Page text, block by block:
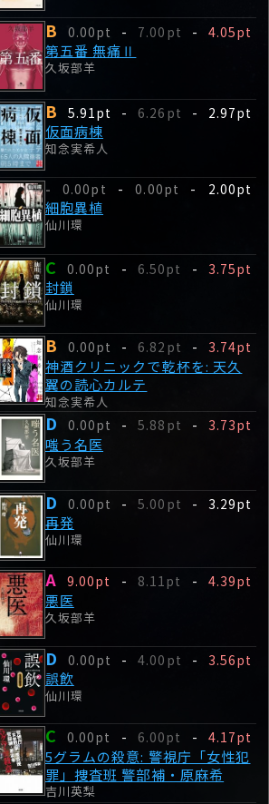
イス(改
容外科
事件
4.08pt
に騙さ
ん返し
を変え
か?渾
ペンス
創り出
うに、
える
医・柊
極卵
仙川環
D 0.00pt 2.80pt
天使の卵か悪魔の卵
有名自然食品店で売
られていた卵は、極
上の卵『極卵』とい
う名前で人気の商品
第五番
B 0.00pt
に啞然とし
B 0.00pt - 7.00pt - 4.05pt
第五番 無痛Ⅱ
久坂部羊
B 5.91pt - 6.26pt - 2.97pt
仮面病棟
知念実希人
- 0.00pt - 0.00pt - 2.00pt
細胞異植
仙川環
C 0.00pt - 6.50pt - 3.75pt
封鎖
仙川環
B 0.00pt - 6.82pt - 3.74pt
神酒クリニックで乾杯を: 天久
翼の読心カルテ
知念実希人
D 0.00pt - 5.88pt - 3.73pt
嗤う名医
久坂部羊
D 0.00pt - 5.00pt - 3.29pt
再発
仙川環
A 9.00pt - 8.11pt - 4.39pt
悪医
久坂部羊
D 0.00pt - 4.00pt - 3.56pt
誤飲
仙川環
C 0.00pt - 6.00pt - 4.17pt
5グラムの殺意: 警視庁「女性犯
罪」捜査班 警部補・原麻希
吉川英梨